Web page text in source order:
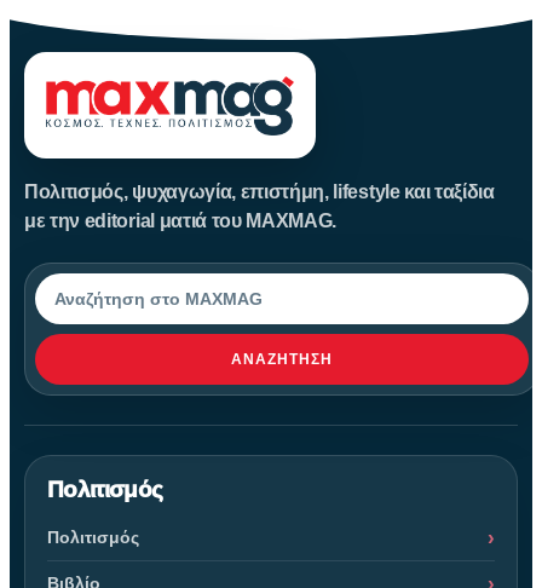
Πολιτισμός, ψυχαγωγία, επιστήμη, lifestyle και ταξίδια
με την editorial ματιά του MAXMAG.
Αναζήτηση
ΑΝΑΖΉΤΗΣΗ
Πολιτισμός
Πολιτισμός
Βιβλίο